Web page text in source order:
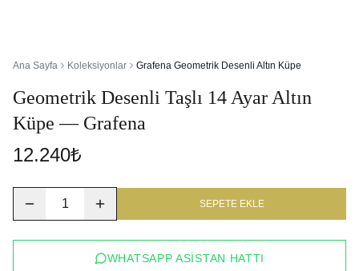
Ana Sayfa Koleksiyonlar Grafena Geometrik Desenli Altın Küpe
Geometrik Desenli Taşlı 14 Ayar Altın
Küpe — Grafena
12.240₺
1 SEPETE EKLE
WHATSAPP ASISTAN HATTI